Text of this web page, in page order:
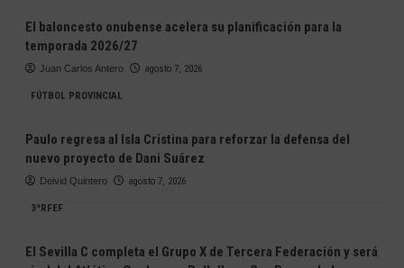
El baloncesto onubense acelera su planificación para la
temporada 2026/27
Juan Carlos Antero agosto 7, 2026
FÚTBOL PROVINCIAL
Paulo regresa al Isla Cristina para reforzar la defensa del
nuevo proyecto de Dani Suárez
Deivid Quintero agosto 7, 2026
3ªRFEF
El Sevilla C completa el Grupo X de Tercera Federación y será